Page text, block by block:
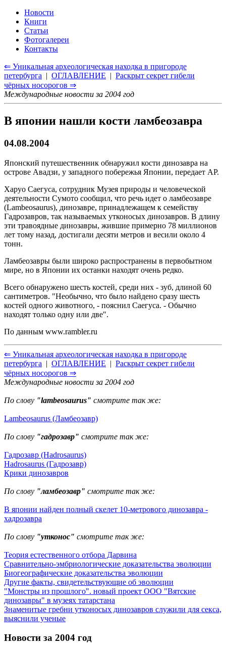
Новости
Книги
Статьи
Фотогалереи
Контакты
⇐ Уникальная археологическая находка в пригороде
петербурга | ОГЛАВЛЕНИЕ | Раскрыт секрет гибели
чёрных носорогов ⇒
Международные новости за 2004 год
В японии нашли кости ламбеозавра
04.08.2004
Японский путешественник обнаружил кости динозавра на
острове Авадзи, у западного побережья Японии, передает AP.
Харуо Саегуса, сотрудник Музея природы и человеческой
деятельности Сумото сообщил, что речь идет о ламбеозавре
(Lambeosaurus), динозавре, принадлежащем к семейству
Гадрозавров, так называемых утконосых динозавров. В длину
эти травоядные динозавры, жившие примерно 78 миллионов
лет тому назад, достигали десяти метров и весили около 4
тонн.
Ламбеозавры были широко распространены в первобытном
мире, но в Японии их останки находят очень редко.
Всего обнаружено шесть костей, среди них - зуб, длиной 60
сантиметров. "Необычно, что было найдено сразу шесть
костей одного животного, - пояснил Саегуса. - Обычно
находят только одну или две".
По данным www.rambler.ru
⇐ Уникальная археологическая находка в пригороде
петербурга | ОГЛАВЛЕНИЕ | Раскрыт секрет гибели
чёрных носорогов ⇒
Международные новости за 2004 год
По слову "lambeosaurus" смотрите так же:
Lambeosaurus (Ламбеозавр)
По слову "гадрозавр" смотрите так же:
Гадрозавр (Hadrosaurus)
Hadrosaurus (Гадрозавр)
Крики динозавров
По слову "ламбеозавр" смотрите так же:
В японии найден полный скелет 10-метрового динозавра -
хадрозавра
По слову "утконос" смотрите так же:
Теория естественного отбора Дарвина
Сравнительно-эмбриологические доказательства эволюции
Биогеографические доказательства эволюции
Другие факты, свидетельствующие об эволюции
"Монстры из прошлого". новый проект ООО "Вятские
динозавры" в музеях татарстана
Знаменитые гребни утконосых динозавров служили для секса,
выяснили ученые
Новости за 2004 год